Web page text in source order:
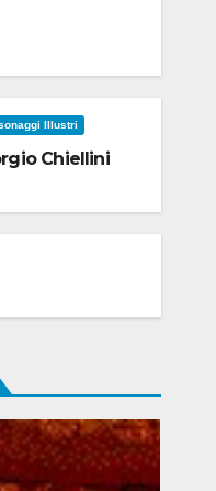
Illustri
Chiellini